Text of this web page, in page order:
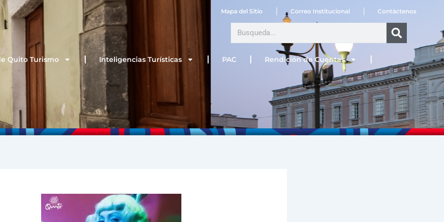
Mapa del Sitio Correo Institucional Contáctenos
Quito Turismo Inteligencias Turísticas PAC Rendición de Cuentas